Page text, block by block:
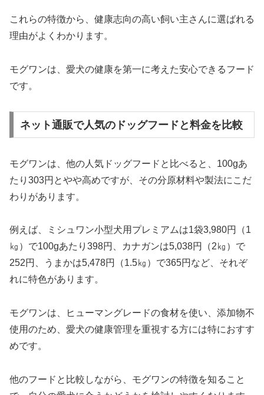
これらの特徴から、健康志向の高い飼い主さんに選ばれる
理由がよくわかります。
モグワンは、愛犬の健康を第一に考えた安心できるフード
です。
ネット通販で人気のドッグフードと料金を比較
モグワンは、他の人気ドッグフードと比べると、100gあ
たり303円とやや高めですが、その分原材料や製法にこだ
わりがあります。
例えば、ミシュワン小型犬用プレミアムは1袋3,980円（1
㎏）で100gあたり398円、カナガンは5,038円（2㎏）で
252円、うまかは5,478円（1.5㎏）で365円など、それぞ
れに特色があります。
モグワンは、ヒューマングレードの食材を使い、添加物不
使用のため、愛犬の健康管理を重視する方には特におすす
めです。
他のフードと比較しながら、モグワンの特徴を知ること